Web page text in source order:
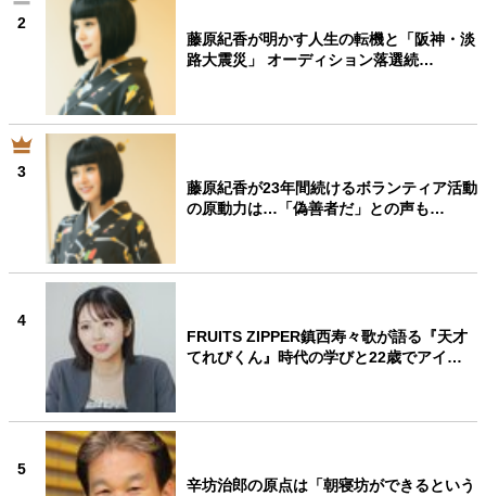
2
藤原紀香が明かす人生の転機と「阪神・淡
路大震災」 オーディション落選続…
3
藤原紀香が23年間続けるボランティア活動
の原動力は…「偽善者だ」との声も…
4
FRUITS ZIPPER鎮西寿々歌が語る『天才
てれびくん』時代の学びと22歳でアイ…
5
辛坊治郎の原点は「朝寝坊ができるという